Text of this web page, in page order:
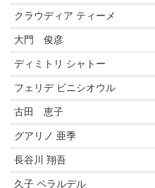
クラウディア ティーメ
大門 俊彦
ディミトリ シャトー
フェリデ ビニシオウル
古田 恵子
グアリノ 亜季
長谷川 翔吾
久子 ペラルデル